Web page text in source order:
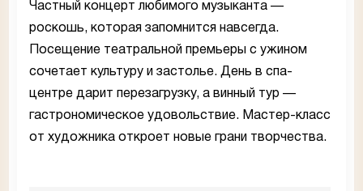
Частный концерт любимого музыканта —
роскошь, которая запомнится навсегда.
Посещение театральной премьеры с ужином
сочетает культуру и застолье. День в спа-
центре дарит перезагрузку, а винный тур —
гастрономическое удовольствие. Мастер-класс
от художника откроет новые грани творчества.